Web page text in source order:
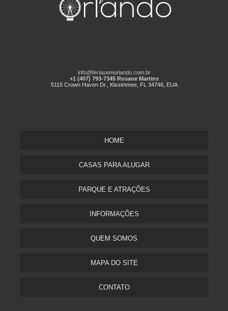
info@feriasemorlando.com.br
+1 (407) 793-7345 Rosane Martins
5115 Crown Haven Dr., Kissimmee, FL 34746, EUA
HOME
CASAS PARA ALUGAR
PARQUE E ATRAÇÕES
INFORMAÇÕES
QUEM SOMOS
MAPA DO SITE
CONTATO